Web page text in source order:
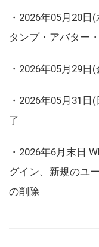
・2026年05月20
タンプ・アバター
・2026年05月29
・2026年05月31
了
・2026年6月末日
グイン、新規のユ
の削除